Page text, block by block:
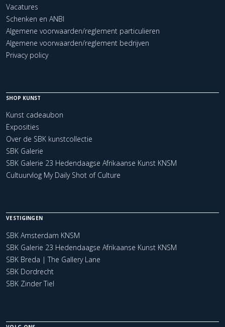
Vacatures
Schenken en ANBI
Algemene voorwaarden/reglement particulieren
Algemene voorwaarden/reglement bedrijven
Privacy policy
SHOP KUNST
Kunst cadeaubon
Exposities
Over de SBK kunstcollectie
SBK Galerie
SBK Galerie 23 Hedendaagse Afrikaanse Kunst KNSM
Cultuurvlog My Daily Shot of Culture
VESTIGINGEN
SBK Amsterdam KNSM
SBK Galerie 23 Hedendaagse Afrikaanse Kunst KNSM
SBK Breda | The Gallery Lane
SBK Dordrecht
SBK Zinder Tiel